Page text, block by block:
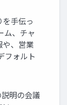
手伝っ
ム、チャ
や、営業
フォルト
明の会議